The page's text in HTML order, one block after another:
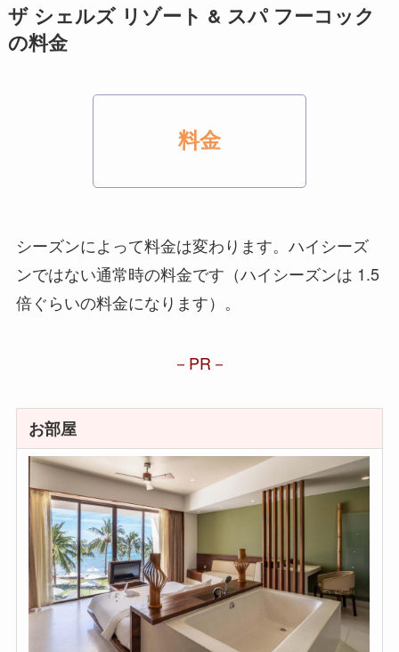
ザ シェルズ リゾート & スパ フーコック
の料金
料金
シーズンによって料金は変わります。ハイシーズ
ンではない通常時の料金です（ハイシーズンは 1.5
倍ぐらいの料金になります）。
PR
お部屋